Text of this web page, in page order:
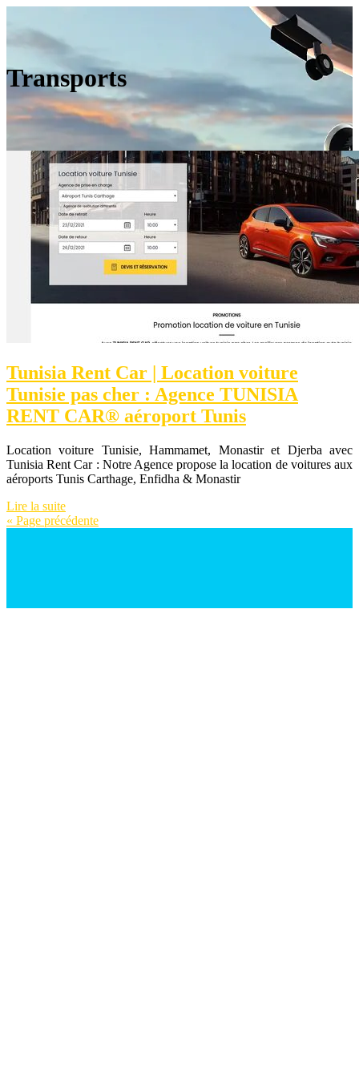
Transports
Tunisia Rent Car | Location voiture
Tunisie pas cher : Agence TUNISIA
RENT CAR® aéroport Tunis
Location voiture Tunisie, Hammamet, Monastir et Djerba avec
Tunisia Rent Car : Notre Agence propose la location de voitures aux
aéroports Tunis Carthage, Enfidha & Monastir
Lire la suite
« Page précédente